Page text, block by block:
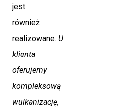
jest
również
realizowane. U
klienta
oferujemy
kompleksową
wulkanizację,